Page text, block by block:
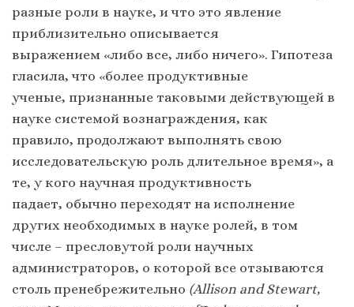
разные роли в науке, и что это явление
приблизительно описывается
выражением «либо все, либо ничего». Гипотеза
гласила, что «более продуктивные
ученые, признанные таковыми действующей в
науке системой вознаграждения, как
правило, продолжают выполнять свою
исследовательскую роль длительное время», а
те, у кого научная продуктивность
падает, обычно переходят на исполнение
других необходимых в науке ролей, в том
числе – пресловутой роли научных
администраторов, о которой все отзываются
столь пренебрежительно (Allison and Stewart,